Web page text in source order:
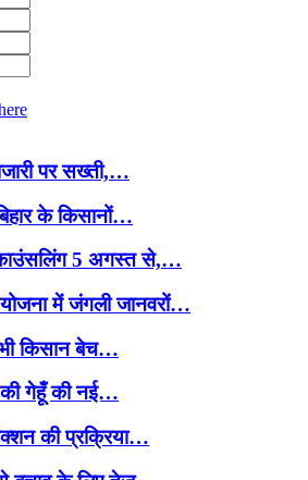
पर सख्ती,…
के किसानों…
5 अगस्त से,…
में जंगली जानवरों…
किसान बेच…
गेहूँ की नई…
की प्रक्रिया…